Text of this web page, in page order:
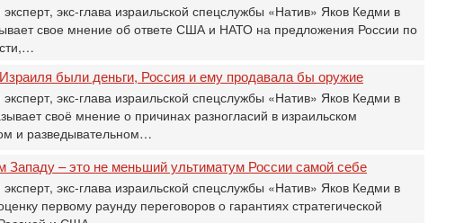
экс-глава израильской спецслужбы «Натив» Яков Кедми в
свое мнение об ответе США и НАТО на предложения России по
были деньги, Россия и ему продавала бы оружие
экс-глава израильской спецслужбы «Натив» Яков Кедми в
своё мнение о причинах разногласий в израильском
и разведывательном…
Западу – это не меньший ультиматум России самой себе
экс-глава израильской спецслужбы «Натив» Яков Кедми в
первому раунду переговоров о гарантиях стратегической